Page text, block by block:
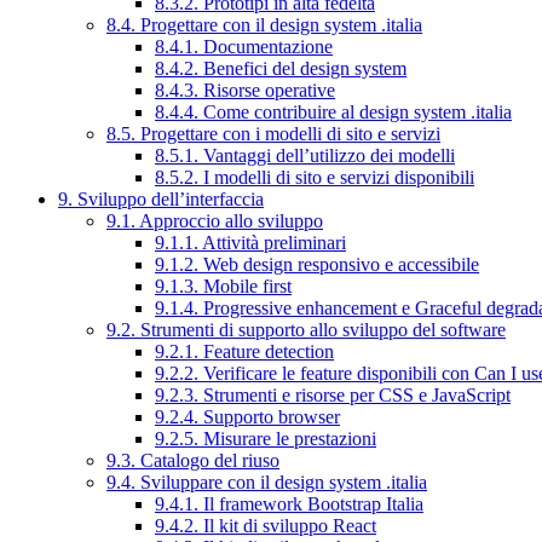
8.4. Progettare con il design system .italia
8.4.1. Documentazione
8.4.2. Benefici del design system
8.4.3. Risorse operative
8.4.4. Come contribuire al design system .italia
8.5. Progettare con i modelli di sito e servizi
8.5.1. Vantaggi dell’utilizzo dei modelli
8.5.2. I modelli di sito e servizi disponibili
9. Sviluppo dell’interfaccia
9.1. Approccio allo sviluppo
9.1.1. Attività preliminari
9.1.2. Web design responsivo e accessibile
9.1.3. Mobile first
9.1.4. Progressive enhancement e Graceful
9.2. Strumenti di supporto allo sviluppo del software
9.2.1. Feature detection
9.2.2. Verificare le feature disponibili con Can I
9.2.3. Strumenti e risorse per CSS e JavaScript
9.2.4. Supporto browser
9.2.5. Misurare le prestazioni
9.3. Catalogo del riuso
9.4. Sviluppare con il design system .italia
9.4.1. Il framework Bootstrap Italia
9.4.2. Il kit di sviluppo React